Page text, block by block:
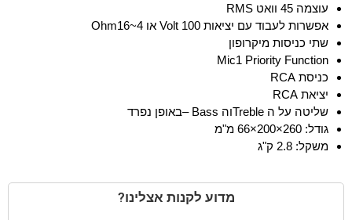
עוצמה 45 וואט
RMS
אפשרות לעבוד עם יציאות 100
Volt או 4~16
Ohm
שתי כניסות מיקרופון
Mic1 Priority Function
כניסת RCA
יציאת RCA
שליטה על ה Trebleוה – Bassבאופן נפרד
גודל: 260×200×66 מ"מ
משקל: 2.8 ק"ג
מדוע לקנות אצלינו?